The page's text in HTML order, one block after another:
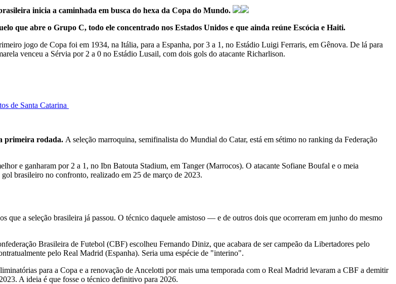
inicia a caminhada em busca do hexa da Copa do Mundo.
que abre o Grupo C, todo ele concentrado nos Estados Unidos e que ainda reúne Escócia e Haiti.
jogo de Copa foi em 1934, na Itália, para a Espanha, por 3 a 1, no Estádio Luigi Ferraris, em Gênova. De lá para
venceu a Sérvia por 2 a 0 no Estádio Lusail, com dois gols do atacante Richarlison.
de Santa Catarina
primeira rodada. A seleção marroquina, semifinalista do Mundial do Catar, está em sétimo no ranking da Federação
e ganharam por 2 a 1, no Ibn Batouta Stadium, em Tanger (Marrocos). O atacante Sofiane Boufal e o meia
brasileiro no confronto, realizado em 25 de março de 2023.
a seleção brasileira já passou. O técnico daquele amistoso — e de outros dois que ocorreram em junho do mesmo
Brasileira de Futebol (CBF) escolheu Fernando Diniz, que acabara de ser campeão da Libertadores pelo
pelo Real Madrid (Espanha). Seria uma espécie de "interino".
para a Copa e a renovação de Ancelotti por mais uma temporada com o Real Madrid levaram a CBF a demitir
A ideia é que fosse o técnico definitivo para 2026.